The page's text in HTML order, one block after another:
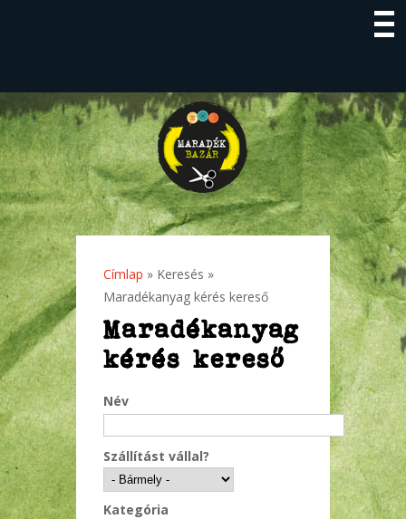
Jelenlegi hely
Címlap » Keresés »
Maradékanyag kérés kereső
Maradékanyag
kérés kereső
Név
Szállítást vállal?
Kategória